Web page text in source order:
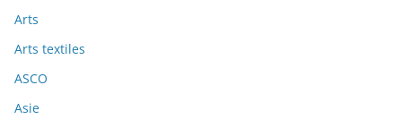
Arts
Arts textiles
ASCO
Asie